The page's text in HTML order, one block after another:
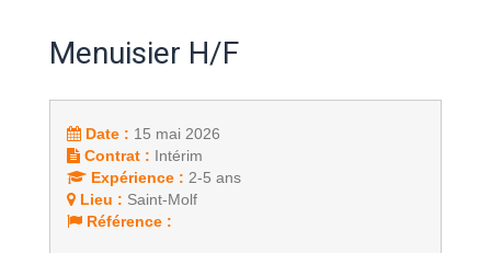
Menuisier H/F
Date : 15 mai 2026
Contrat : Intérim
Expérience : 2-5 ans
Lieu : Saint-Molf
Référence :